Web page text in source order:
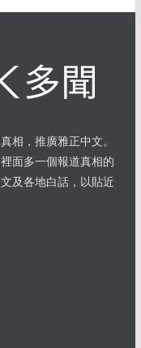
相，推廣雅正中文。
面多一個報道真相的
及各地白話，以貼近